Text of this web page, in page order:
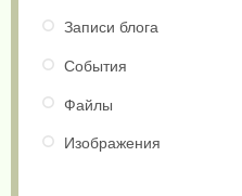
Записи блога
События
Файлы
Изображения